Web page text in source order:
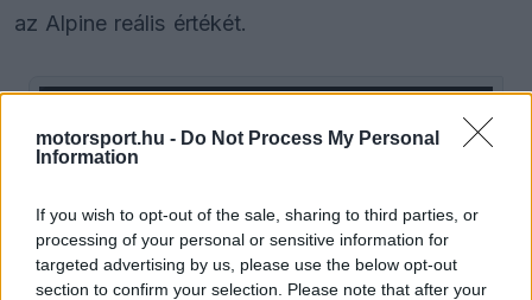
motorsport.hu - Do Not Process My Personal
Information
If you wish to opt-out of the sale, sharing to third parties, or
processing of your personal or sensitive information for
targeted advertising by us, please use the below opt-out
section to confirm your selection. Please note that after your
az Alpine reális értékét.
Player
is
loading.
This
is
a
modal
window.
the server or network failed or because the format